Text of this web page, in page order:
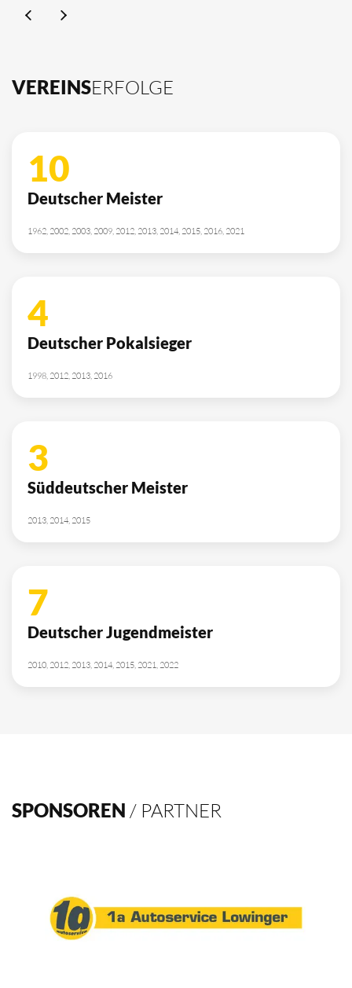
VEREINSERFOLGE
10
Deutscher Meister
1962, 2002, 2003, 2009, 2012, 2013, 2014, 2015, 2016, 2021
4
Deutscher Pokalsieger
1998, 2012, 2013, 2016
3
Süddeutscher Meister
2013, 2014, 2015
7
Deutscher Jugendmeister
2010, 2012, 2013, 2014, 2015, 2021, 2022
SPONSOREN / PARTNER